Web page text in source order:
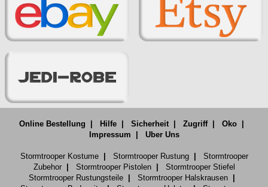
Online Bestellung | Hilfe | Sicherheit | Zugriff| Oko |
Impressum | Uber Uns
Stormtrooper Kostume| Stormtrooper Rustung| Stormtrooper
Zubehor| Stormtrooper Pistolen| Stormtrooper Stiefel
Stormtrooper Rustungsteile| Stormtrooper Halskrausen|